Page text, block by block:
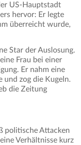
US-Hauptstadt
hervor: Er legte
überreicht wurde,
Star der Auslosung.
Frau bei einer
Er nahm eine
und zog die Kugeln.
die Zeitung
politische Attacken
Verhältnisse kurz